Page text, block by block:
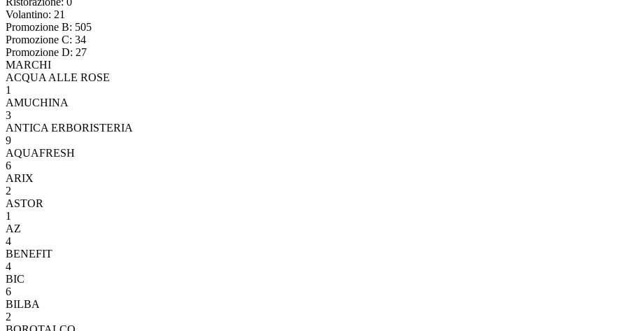
Volantino: 21
Promozione B: 505
Promozione C: 34
Promozione D: 27
MARCHI
ACQUA ALLE ROSE
1
AMUCHINA
3
ANTICA ERBORISTERIA
9
AQUAFRESH
6
ARIX
2
ASTOR
1
AZ
4
BENEFIT
4
BIC
6
BILBA
2